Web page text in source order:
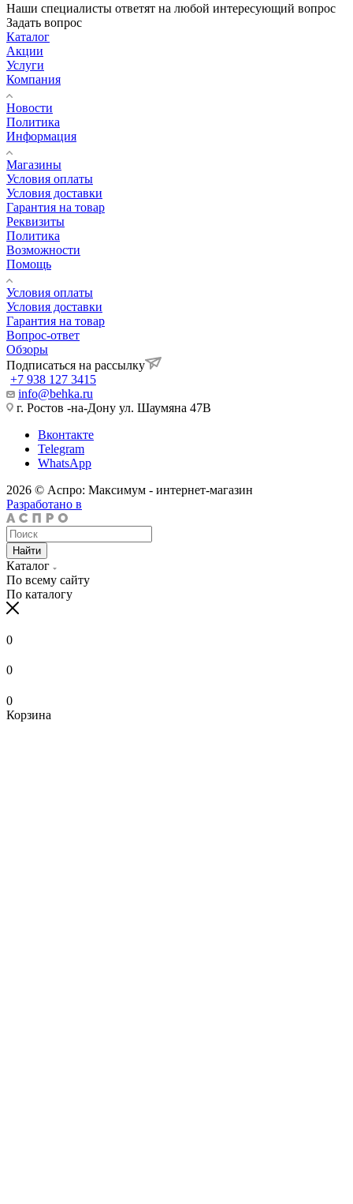
Наши специалисты ответят на любой интересующий вопрос
Задать вопрос
Каталог
Акции
Услуги
Компания
Новости
Политика
Информация
Магазины
Условия оплаты
Условия доставки
Гарантия на товар
Реквизиты
Политика
Возможности
Помощь
Условия оплаты
Условия доставки
Гарантия на товар
Вопрос-ответ
Обзоры
Подписаться на рассылку
+7 938 127 3415
info@behka.ru
г. Ростов -на-Дону ул. Шаумяна 47В
Вконтакте
Telegram
WhatsApp
2026 © Аспро: Максимум - интернет-магазин
Разработано в
Найти
Каталог
По всему сайту
По каталогу
0
0
0
Корзина